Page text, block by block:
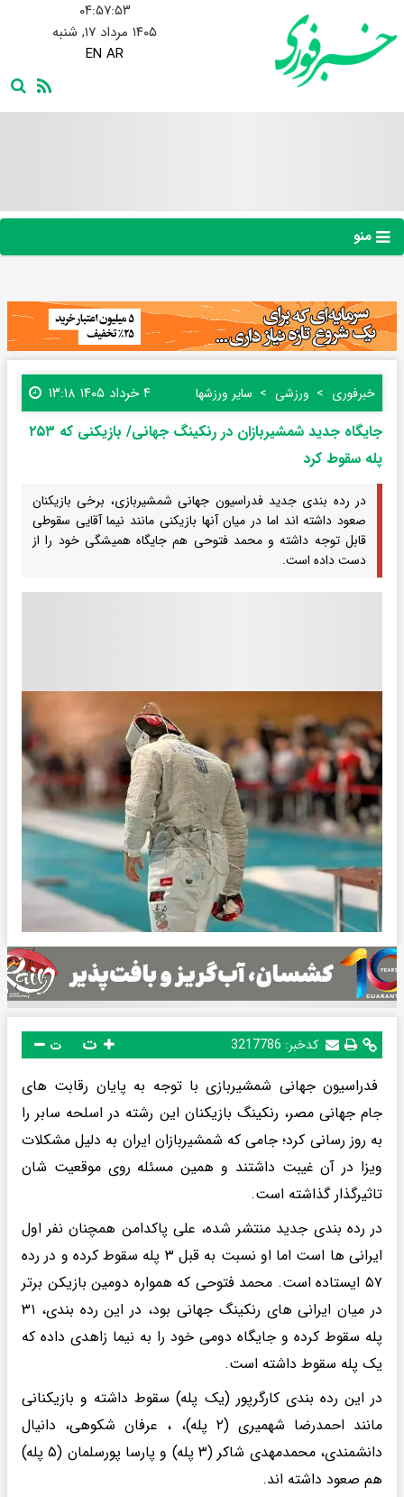
۰۴:۵۷:۵۴
۱۴۰۵ مرداد ۱۷, شنبه
EN AR
منو
خبرفوری ورزشی سایر ورزشها ۴ خرداد ۱۴۰۵ ۱۳:۱۸
جایگاه جدید شمشیربازان در رنکینگ جهانی/ بازیکنی که ۲۵۳
پله سقوط کرد
در رده بندی جدید فدراسیون جهانی شمشیربازی، برخی بازیکنان
صعود داشته اند اما در میان آنها بازیکنی مانند نیما آقایی سقوطی
قابل توجه داشته و محمد فتوحی هم جایگاه همیشگی خود را از
دست داده است.
کدخبر: 3217786 ت
فدراسیون جهانی شمشیربازی با توجه به پایان رقابت های
جام جهانی مصر، رنکینگ بازیکنان این رشته در اسلحه سابر را
به روز رسانی کرد؛ جامی که شمشیربازان ایران به دلیل مشکلات
ویزا در آن غیبت داشتند و همین مسئله روی موقعیت شان
تاثیرگذار گذاشته است.
در رده بندی جدید منتشر شده، علی پاکدامن همچنان نفر اول
ایرانی ها است اما او نسبت به قبل ۳ پله سقوط کرده و در رده
۵۷ ایستاده است. محمد فتوحی که همواره دومین بازیکن برتر
در میان ایرانی های رنکینگ جهانی بود، در این رده بندی، ۳۱
پله سقوط کرده و جایگاه دومی خود را به نیما زاهدی داده که
یک پله سقوط داشته است.
در این رده بندی کارگرپور (یک پله) سقوط داشته و بازیکنانی
مانند احمدرضا شهمیری (۲ پله)، ، عرفان شکوهی، دانیال
دانشمندی، محمدمهدی شاکر (۳ پله) و پارسا پورسلمان (۵ پله)
هم صعود داشته اند.